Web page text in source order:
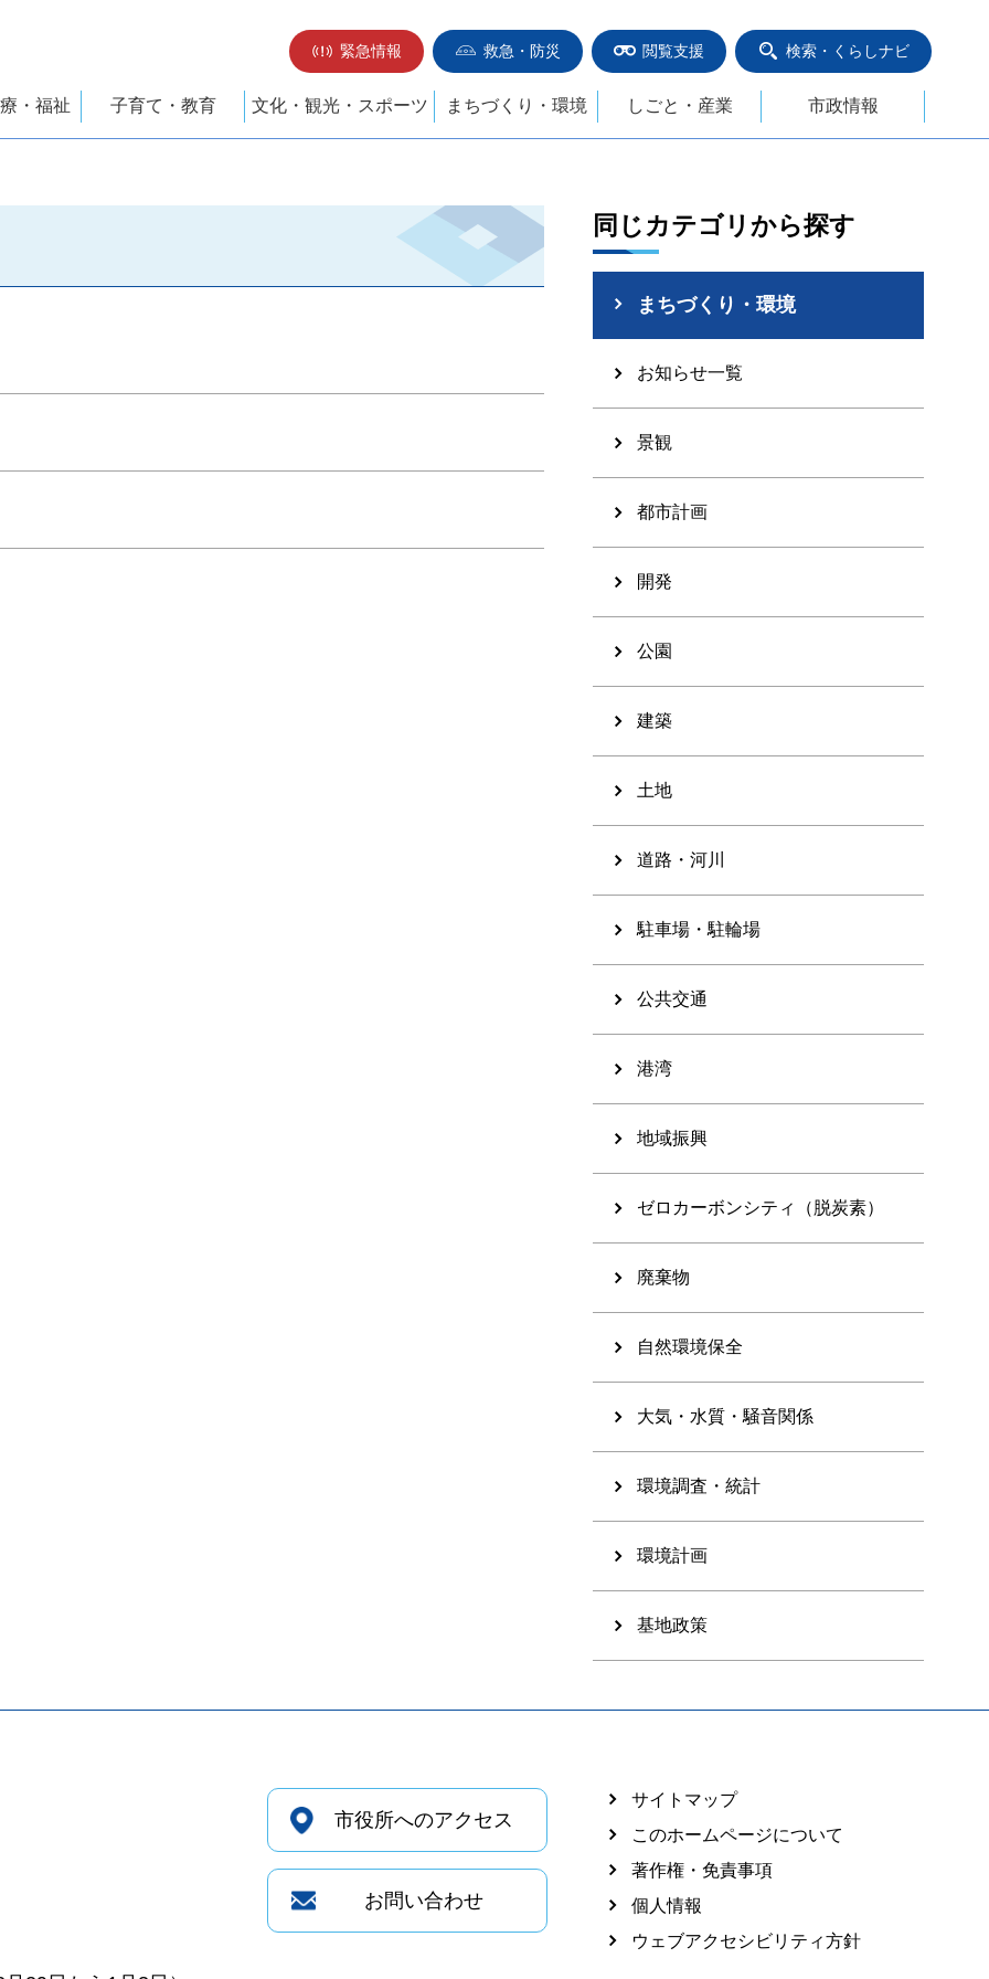
緊急情報
救急・防災 閲覧支援 検索・くらしナビ
・福祉 子育て・教育 文化・観光・スポーツ まちづくり・環境 しごと・産業 市政情報
同じカテゴリから探す
まちづくり・環境
お知らせ一覧
景観
都市計画
開発
公園
建築
土地
道路・河川
駐車場・駐輪場
公共交通
港湾
地域振興
ゼロカーボンシティ（脱炭素）
廃棄物
自然環境保全
大気・水質・騒音関係
環境調査・統計
環境計画
基地政策
市役所へのアクセス
お問い合わせ
サイトマップ
このホームページについて
著作権・免責事項
個人情報
ウェブアクセシビリティ方針